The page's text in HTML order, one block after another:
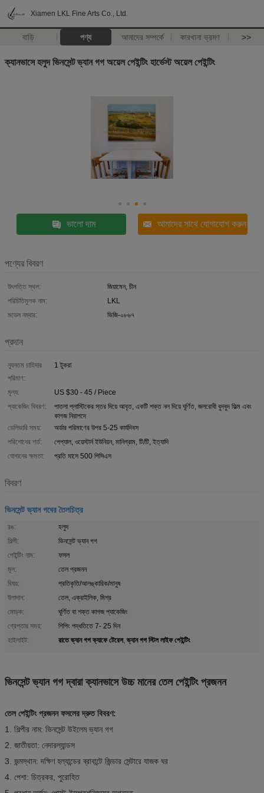
Xiamen LKL Fine Arts Co., Ltd.
বাড়ি পণ্য আমাদের সম্পর্কে কারখানা ভ্রমণ >>
ক্যানভাসে হলুদ ভিনসেন্ট ভ্যান গগ অয়েল পেইন্টিং হার্ভেস্ট অয়েল পেইন্টিং
ভালো দাম আমাদের সাথে যোগাযোগ করুন
পণ্যের বিবরণ
উৎপত্তি স্থল:
জিয়ামেন, চীন
পরিচিতিমুলক নাম:
LKL
মডেল নম্বার:
ভিজি-০৮৬৭
প্রদান
ন্যূনতম চাহিদার
পরিমাণ:
1 টুকরা
মূল্য:
US $30 - 45 / Piece
প্যাকেজিং বিবরণ:
পাতলা প্লাস্টিকের স্তর দিয়ে আবৃত, একটি শক্ত নল দিয়ে ঘূর্ণিত, জলরোধী বুদবুদ ফিল্ম এবং
কাগজ নিরাপদে
ডেলিভারি সময়:
অর্ডার পরিমাণের উপর 5-25 কার্যদিবস
পরিশোধের শর্ত:
পেপ্যাল, ওয়েস্টার্ন ইউনিয়ন, মানিগ্রাম, টি/টি, ইত্যাদি
যোগানের ক্ষমতা:
প্রতি মাসে 500 পিসিএস
বিবরণ
ভিনসেন্ট ভ্যান গঘের তৈলচিত্র
রঙ:
হলুদ
শিল্পী:
ভিনসেন্ট ভ্যান গগ
পেইন্টিং নাম:
ফসল
মূল:
তেল প্রজনন
বিষয়:
প্রতিকৃতি/আলঙ্কারিক/মানুষ
উপাদান:
তেল, এক্রাইলিক, মিশ্র
মোড়ক:
ঘূর্ণিত বা শক্ত কাগজ প্যাকেজিং
গ্রেপ্তার সময়:
শিপিং পদ্ধতিতে 7- 25 দিন
হাইলাইট:
রাতে ভ্যান গগ ক্যাফে টেরেস,ভ্যান গগ স্টিল লাইফ পেইন্টিং
ভিনসেন্ট ভ্যান গগ দ্বারা ক্যানভাসে উচ্চ মানের তেল পেইন্টিং প্রজনন
তেল পেইন্টিং প্রজনন ফসলের দ্রুত বিবরণ:
1. শিল্পীর নাম: ভিনসেন্ট উইলেম ভ্যান গগ
2. জাতীয়তা: নেদারল্যান্ডস
3. জন্মস্থান: দক্ষিণ হল্যান্ডের ব্রাবান্টে জিন্ডার সেন্টারে যাজক ঘর
4. পেশা: চিত্রকর, পুরোহিত